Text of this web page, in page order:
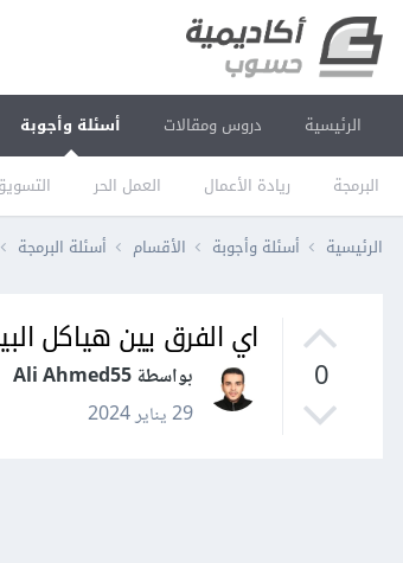
الرئيسية دروس ومقالات أسئلة وأجوبة
البرمجة ريادة الأعمال العمل الحر
الرئيسية أسئلة وأجوبة الأقسام أسئلة البرمجة
0
اي الفرق يين هياكل
بواسطة Ali Ahmed55
29 يناير 2024